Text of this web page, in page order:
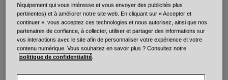
Taille Tableau des tailles
l'équipement qui vous intéresse et vous envoyer des publicités plus
pertinentes) et à améliorer notre site web. En cliquant sur « Accepter et
continuer », vous acceptez ces technologies et nous autorisez, ainsi que nos
partenaires de confiance, à collecter, utiliser et partager des informations sur
vos interactions avec le site afin de personnaliser votre expérience et votre
contenu numérique. Vous souhaitez en savoir plus ? Consultez notre
politique de confidentialité.